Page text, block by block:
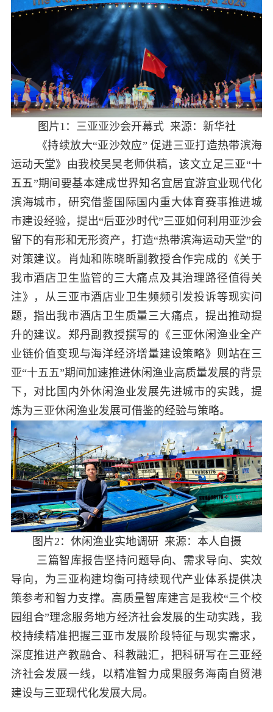
图片1 ：三亚亚沙会开幕式 来源：新华社
《持续放大“亚沙效应” 促进三亚打造热带滨海
运动天堂》由我校吴昊老师供稿，该文立足三亚“十
五五”期间要基本建成世界知名宜居宜游宜业现代化
滨海城市，研究借鉴国际国内重大体育赛事推进城
市建设经验，提出“后亚沙时代”三亚如何利用亚沙会
留下的有形和无形资产，打造“热带滨海运动天堂”的
对策建议。肖灿和陈晓昕副教授合作完成的《关于
我市酒店卫生监管的三大痛点及其治理路径值得关
注》，从三亚市酒店业卫生频频引发投诉等现实问
题，指出我市酒店卫生质量三大痛点，提出推动提
升的建议。郑丹副教授撰写的《三亚休闲渔业全产
业链价值变现与海洋经济增量建设策略》则站在三
亚“十五五”期间加速推进休闲渔业高质量发展的背景
下，对比国内外休闲渔业发展先进城市的实践，提
炼为三亚休闲渔业发展可借鉴的经验与策略。
图片2 ：休闲渔业实地调研 来源：本人自摄
三篇智库报告坚持问题导向、需求导向、实效
导向，为三亚构建均衡可持续现代产业体系提供决
策参考和智力支撑。高质量智库建言是我校“三个校
园组合”理念服务地方经济社会发展的生动实践，我
校持续精准把握三亚市发展阶段特征与现实需求，
深度推进产教融合、科教融汇，把科研写在三亚经
济社会发展一线，以精准智力成果服务海南自贸港
建设与三亚现代化发展大局。